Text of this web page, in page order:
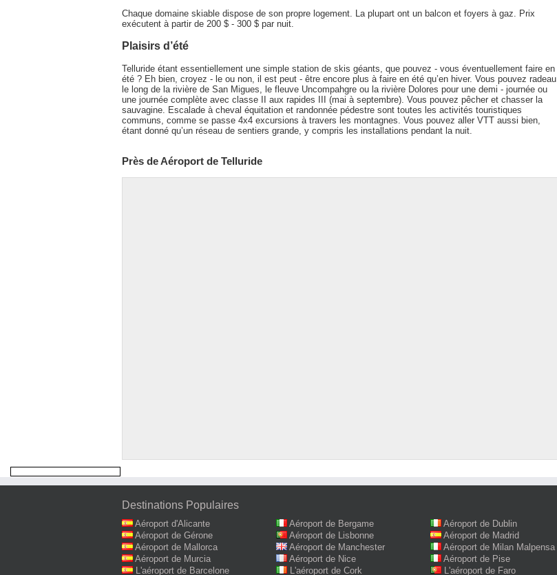
Chaque domaine skiable dispose de son propre logement. La plupart ont un balcon et foyers à gaz. Prix
exécutent à partir de 200 $ - 300 $ par nuit.
Plaisirs d’été
Telluride étant essentiellement une simple station de skis géants, que pouvez - vous éventuellement faire en
été ? Eh bien, croyez - le ou non, il est peut - être encore plus à faire en été qu’en hiver. Vous pouvez radeau
le long de la rivière de San Migues, le fleuve Uncompahgre ou la rivière Dolores pour une demi - journée ou
une journée complète avec classe II aux rapides III (mai à septembre). Vous pouvez pêcher et chasser la
sauvagine. Escalade à cheval équitation et randonnée pédestre sont toutes les activités touristiques
communs, comme se passe 4x4 excursions à travers les montagnes. Vous pouvez aller VTT aussi bien,
étant donné qu’un réseau de sentiers grande, y compris les installations pendant la nuit.
Près de Aéroport de Telluride
Destinations Populaires
Aéroport d'Alicante Aéroport de Bergame Aéroport de Dublin
Aéroport de Gérone
Aéroport de Lisbonne Aéroport de Madrid
Aéroport de Mallorca
Aéroport de Manchester Aéroport de Milan Malpensa
Aéroport de Murcia
Aéroport de Nice Aéroport de Pise
L'aéroport de Barcelone
L'aéroport de Cork L'aéroport de Faro